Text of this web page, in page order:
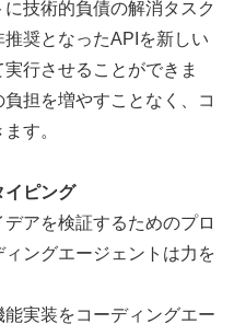
技術的負債の解消タスク
推奨となったAPIを新しい
行させることができま
担を増やすことなく、コ
す。
イピング
アを検証するためのプロ
ィングエージェントは力を
実装をコーディングエー